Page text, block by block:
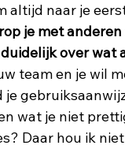
altijd naar je
je met
over wat
team en je wil
wat je niet
Daar hou ik